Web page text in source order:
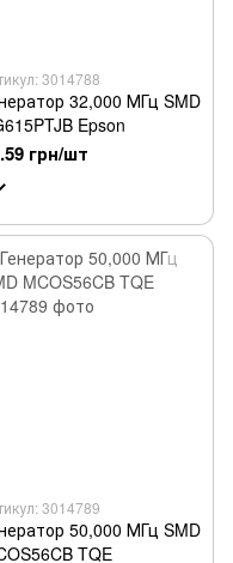
3014788
32,000 МГц SMD
Epson
грн/шт
3014789
50,000 МГц SMD
TQE